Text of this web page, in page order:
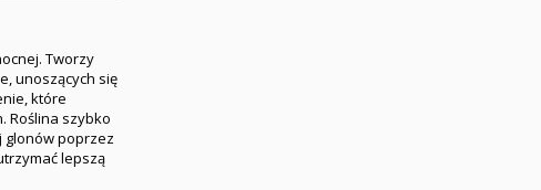
Tworzy
unoszących się
które
Roślina szybko
glonów poprzez
lepszą